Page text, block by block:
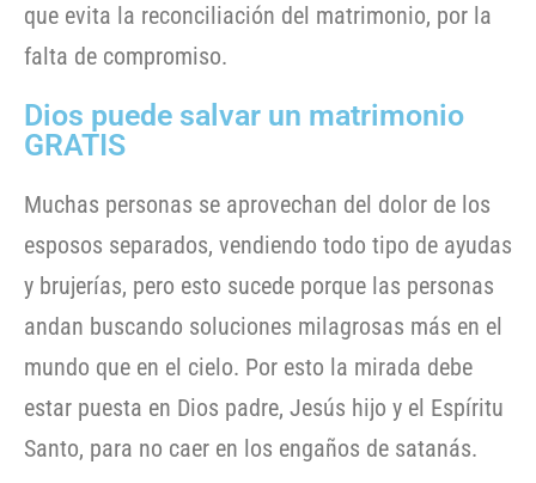
que evita la reconciliación del matrimonio, por la
falta de compromiso.
Dios puede salvar un matrimonio
GRATIS
Muchas personas se aprovechan del dolor de los
esposos separados, vendiendo todo tipo de ayudas
y brujerías, pero esto sucede porque las personas
andan buscando soluciones milagrosas más en el
mundo que en el cielo. Por esto la mirada debe
estar puesta en Dios padre, Jesús hijo y el Espíritu
Santo, para no caer en los engaños de satanás.